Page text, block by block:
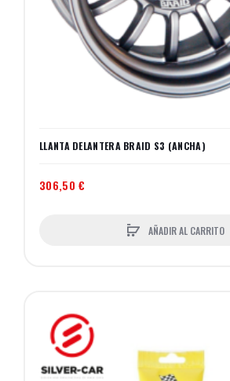
LLANTA DELANTERA BRAID S3 (ANCHA)
306,50 €
AÑADIR AL CARRITO